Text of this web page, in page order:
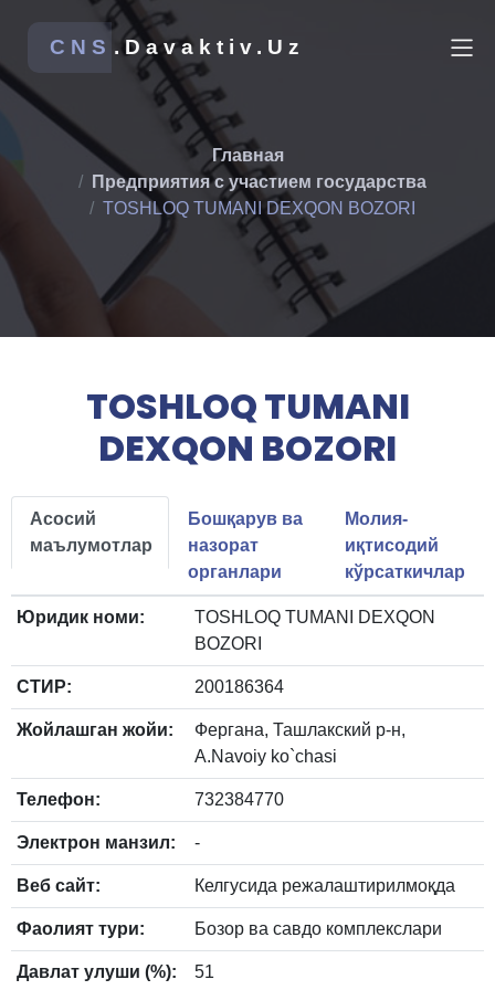
CNS .Davaktiv.Uz
Главная
Предприятия с участием государства
TOSHLOQ TUMANI DEXQON BOZORI
TOSHLOQ TUMANI
DEXQON BOZORI
Асосий
маълумотлар
Бошқарув ва
назорат
органлари
Молия-
иқтисодий
кўрсаткичлар
Юридик номи:
TOSHLOQ TUMANI DEXQON
BOZORI
СТИР: 200186364
Жойлашган жойи:
Фергана, Ташлакский р-н,
A.Navoiy ko`chasi
Телефон: 732384770
Электрон манзил: -
Веб сайт: Келгусида режалаштирилмоқда
Фаолият тури: Бозор ва савдо комплекслари
Давлат улуши (%): 51